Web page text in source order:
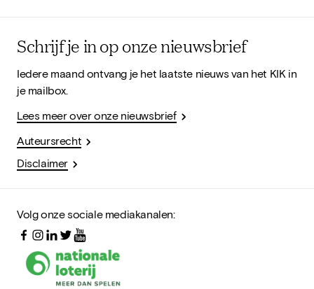
Schrijf je in op onze nieuwsbrief
Iedere maand ontvang je het laatste nieuws van het KIK in
je mailbox.
Lees meer over onze nieuwsbrief
Auteursrecht
Disclaimer
Volg onze sociale mediakanalen: